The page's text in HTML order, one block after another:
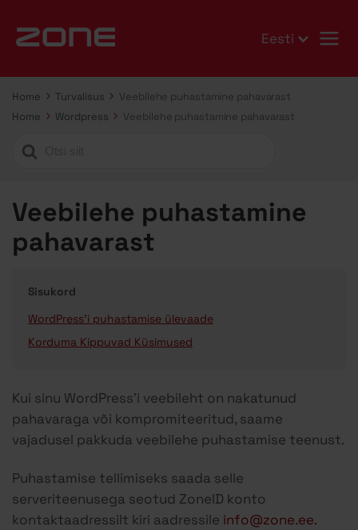
Eesti
Home Turvalisus
Veebilehe puhastamine pahavarast
Home
Wordpress Veebilehe puhastamine pahavarast
Search
Veebilehe puhastamine
pahavarast
Sisukord
WordPress'i puhastamise ülevaade
Korduma Kippuvad Küsimused
Kui sinu WordPress’i veebileht on nakatunud
pahavaraga või kompromiteeritud, saame
vajadusel pakkuda veebilehe puhastamise teenust.
Puhastamise tellimiseks saada selle
serveriteenusega seotud ZoneID konto
kontaktaadressilt kiri aadressile info@zone.ee.